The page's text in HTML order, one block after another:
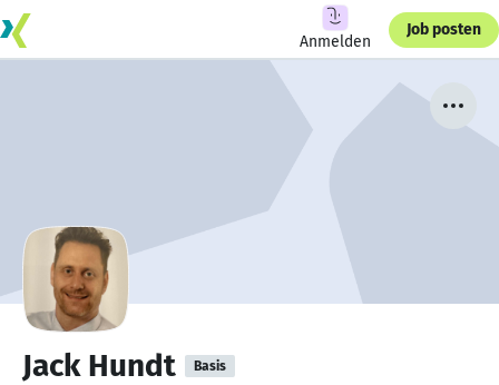
Anmelden
Job posten
Jack Hundt Basis